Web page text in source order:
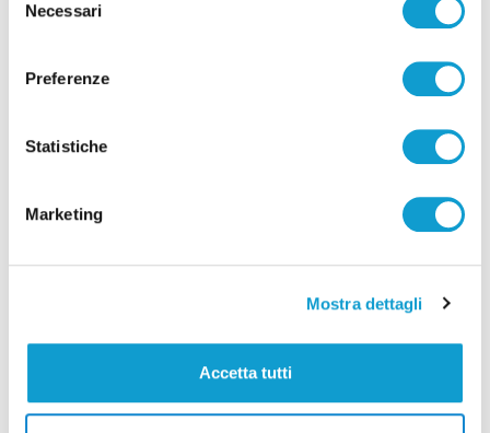
delNecessari
Preferenze
Statistiche
Marketing
Mostra dettagli
Accetta tutti
Coppa Italia Serie C - Biglietti ancora bloccati
per il derby tra Pescara e Samb: decide il
di Pierluigi Dorotei
Pubblicità